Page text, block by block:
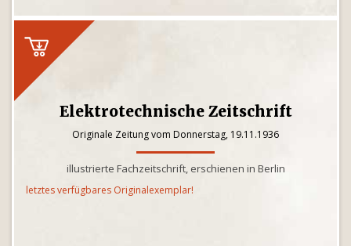
Elektrotechnische Zeitschrift
Originale Zeitung vom Donnerstag, 19.11.1936
illustrierte Fachzeitschrift, erschienen in Berlin
letztes verfügbares Originalexemplar!